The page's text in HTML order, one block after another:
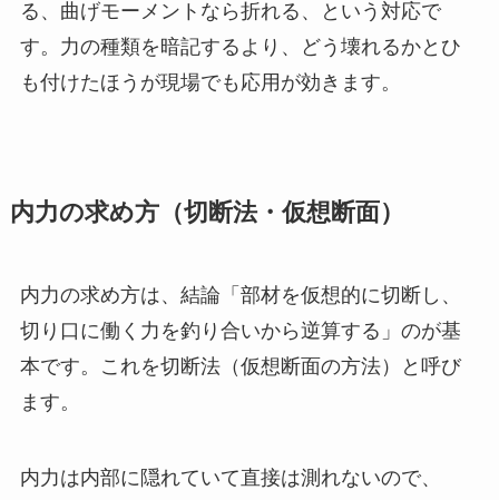
る、曲げモーメントなら折れる、という対応で
す。力の種類を暗記するより、どう壊れるかとひ
も付けたほうが現場でも応用が効きます。
内力の求め方（切断法・仮想断面）
内力の求め方は、結論「部材を仮想的に切断し、
切り口に働く力を釣り合いから逆算する」のが基
本です。これを切断法（仮想断面の方法）と呼び
ます。
内力は内部に隠れていて直接は測れないので、